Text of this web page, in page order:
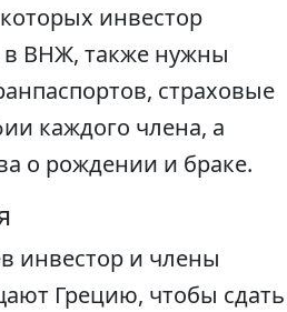
инвестор
в ВНЖ, также нужны
страховые
каждого члена, а
о рождении и браке.
инвестор и члены
Грецию, чтобы сдать